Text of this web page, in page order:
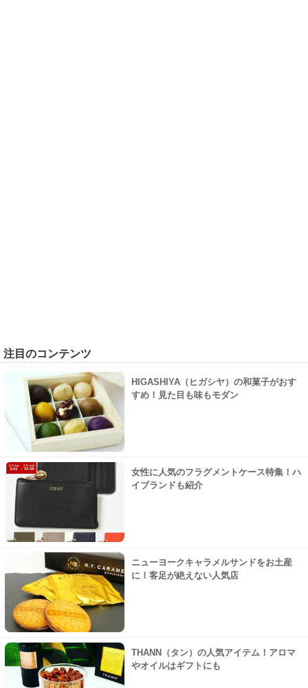
注目のコンテンツ
HIGASHIYA（ヒガシヤ）の和菓子がおす
すめ！見た目も味もモダン
女性に人気のフラグメントケース特集！ハ
イブランドも紹介
ニューヨークキャラメルサンドをお土産
に！客足が絶えない人気店
THANN（タン）の人気アイテム！アロマ
やオイルはギフトにも